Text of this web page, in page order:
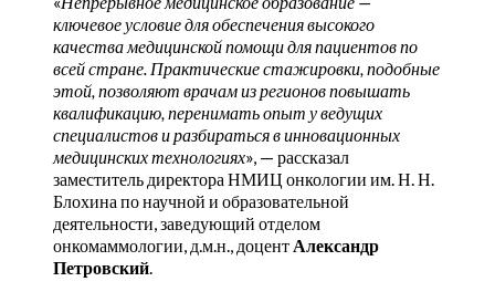
ключевое условие для обеспечения высокого
качества медицинской помощи для пациентов по
всей стране. Практические стажировки, подобные
этой, позволяют врачам из регионов повышать
квалификацию, перенимать опыт у ведущих
специалистов и разбираться в инновационных
медицинских технологиях», — рассказал
заместитель директора НМИЦ онкологии им. Н. Н.
Блохина по научной и образовательной
деятельности, заведующий отделом
онкомаммологии, д.м.н., доцент Александр
Петровский.